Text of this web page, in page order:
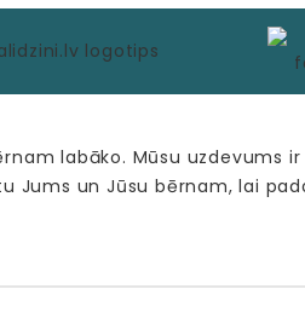
labāko. Mūsu uzdevums
Jums un Jūsu bērnam, lai